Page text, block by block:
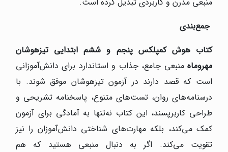
منبعی مدرن و کاربردی تبدیل کرده است.
جمع‌بندی
کتاب هوش کمپلکس پنجم و ششم ابتدایی تیزهوشان
مهروماه منبعی جامع، جذاب و استاندارد برای دانش‌آموزانی
است که قصد دارند در آزمون تیزهوشان موفق شوند. با
درسنامه‌های روان، تست‌های متنوع، پاسخنامه تشریحی و
طراحی کاربرپسند، این کتاب نه‌تنها به آمادگی برای آزمون
کمک می‌کند، بلکه مهارت‌های شناختی دانش‌آموزان را نیز
تقویت می‌کند. اگر به دنبال منبعی هستید که هم